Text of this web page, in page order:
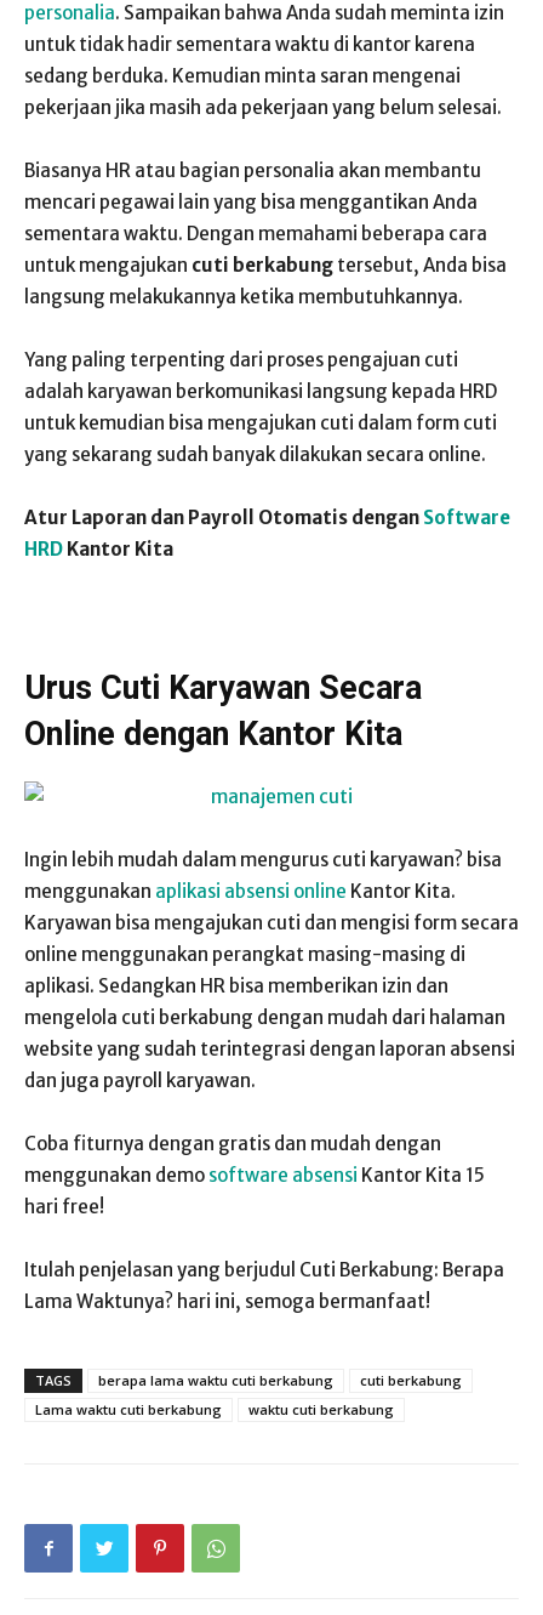
personalia. Sampaikan bahwa Anda sudah meminta izin
untuk tidak hadir sementara waktu di kantor karena
sedang berduka. Kemudian minta saran mengenai
pekerjaan jika masih ada pekerjaan yang belum selesai.
Biasanya HR atau bagian personalia akan membantu
mencari pegawai lain yang bisa menggantikan Anda
sementara waktu. Dengan memahami beberapa cara
untuk mengajukan cuti berkabung tersebut, Anda bisa
langsung melakukannya ketika membutuhkannya.
Yang paling terpenting dari proses pengajuan cuti
adalah karyawan berkomunikasi langsung kepada HRD
untuk kemudian bisa mengajukan cuti dalam form cuti
yang sekarang sudah banyak dilakukan secara online.
Atur Laporan dan Payroll Otomatis dengan Software
HRD Kantor Kita
Urus Cuti Karyawan Secara
Online dengan Kantor Kita
Ingin lebih mudah dalam mengurus cuti karyawan? bisa
menggunakan aplikasi absensi online Kantor Kita.
Karyawan bisa mengajukan cuti dan mengisi form secara
online menggunakan perangkat masing-masing di
aplikasi. Sedangkan HR bisa memberikan izin dan
mengelola cuti berkabung dengan mudah dari halaman
website yang sudah terintegrasi dengan laporan absensi
dan juga payroll karyawan.
Coba fiturnya dengan gratis dan mudah dengan
menggunakan demo software absensi Kantor Kita 15
hari free!
Itulah penjelasan yang berjudul Cuti Berkabung: Berapa
Lama Waktunya? hari ini, semoga bermanfaat!
TAGS berapa lama waktu cuti berkabung
cuti berkabung
Lama waktu cuti berkabung
waktu cuti berkabung